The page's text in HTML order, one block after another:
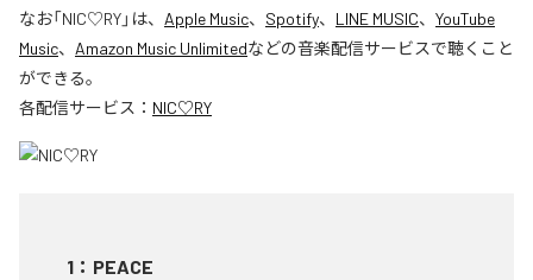
なお「NIC♡RY」は、 Apple Music、 Spotify、 LINE MUSIC、 YouTube
Music、 Amazon Music Unlimitedなどの音楽配信サービスで聴くこと
ができる。
各配信サービス： NIC♡RY
1 ： PEACE